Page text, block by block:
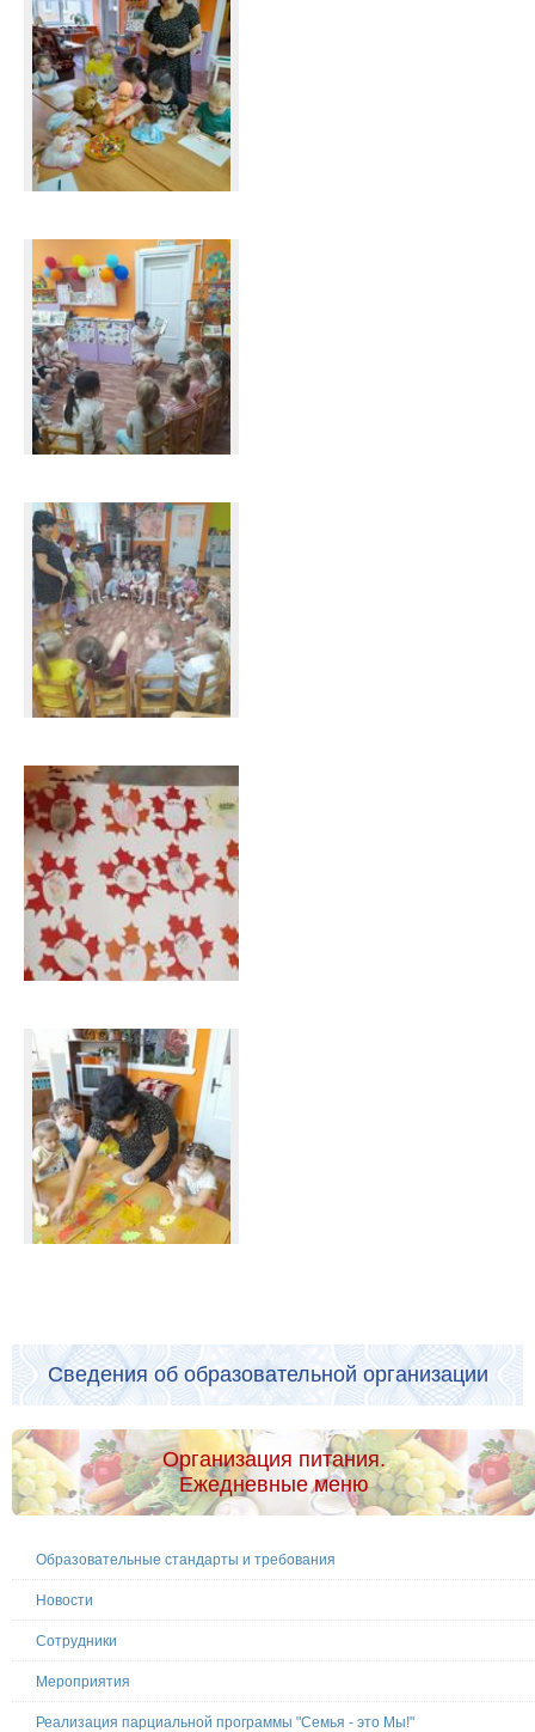
Сведения об образовательной организации
Организация питания.
Ежедневные меню
Образовательные стандарты и требования
Новости
Сотрудники
Мероприятия
Реализация парциальной программы "Семья - это Мы!"